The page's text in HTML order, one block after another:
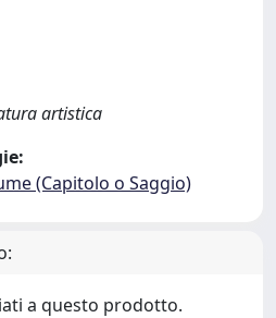
artistica
(Capitolo o Saggio)
a questo prodotto.